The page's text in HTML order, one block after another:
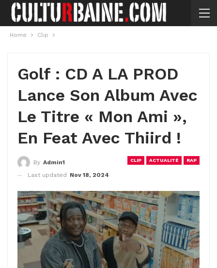
Home Clip
Golf : CD A LA PROD
Lance Son Album Avec
Le Titre « Mon Ami »,
En Feat Avec Thiird !
CLIP ACTUALITÉ RAP
By Admin1
Last updated
Nov 18, 2024